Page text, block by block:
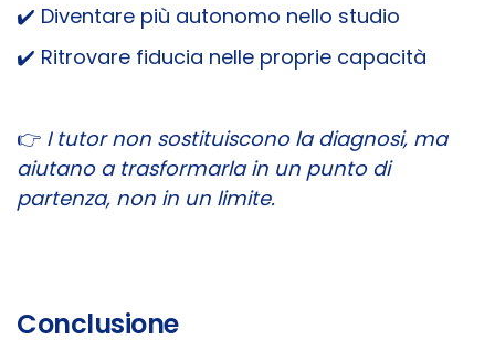
✔️ Diventare più autonomo nello studio
✔️ Ritrovare fiducia nelle proprie capacità
👉 I tutor non sostituiscono la diagnosi, ma
aiutano a trasformarla in un punto di
partenza, non in un limite.
Conclusione